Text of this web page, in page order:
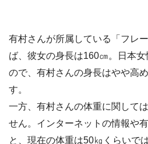
有村さんが所属している「フレ
ば、彼女の身長は160㎝。日本
ので、有村さんの身長はやや高
す。
一方、有村さんの体重に関して
せん。インターネットの情報や
と、現在の体重は50㎏くらいで